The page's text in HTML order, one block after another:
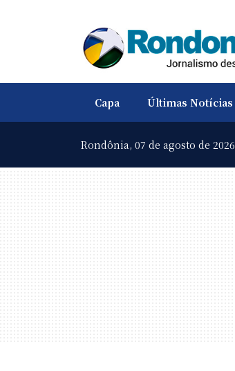
Capa Últimas Notícias
Rondônia, 07 de agosto de 2026